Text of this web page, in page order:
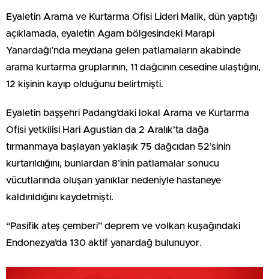
Eyaletin Arama ve Kurtarma Ofisi Lideri Malik, dün yaptığı
açıklamada, eyaletin Agam bölgesindeki Marapi
Yanardağı’nda meydana gelen patlamaların akabinde
arama kurtarma gruplarının, 11 dağcının cesedine ulaştığını,
12 kişinin kayıp olduğunu belirtmişti.
Eyaletin başşehri Padang’daki lokal Arama ve Kurtarma
Ofisi yetkilisi Hari Agustian da 2 Aralık’ta dağa
tırmanmaya başlayan yaklaşık 75 dağcıdan 52’sinin
kurtarıldığını, bunlardan 8’inin patlamalar sonucu
vücutlarında oluşan yanıklar nedeniyle hastaneye
kaldırıldığını kaydetmişti.
“Pasifik ateş çemberi” deprem ve volkan kuşağındaki
Endonezya’da 130 aktif yanardağ bulunuyor.